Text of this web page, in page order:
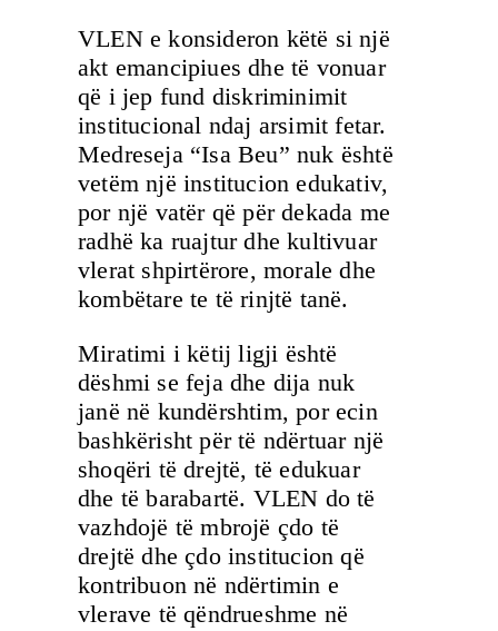
VLEN e konsideron këtë si një
akt emancipiues dhe të vonuar
që i jep fund diskriminimit
institucional ndaj arsimit fetar.
Medreseja “Isa Beu” nuk është
vetëm një institucion edukativ,
por një vatër që për dekada me
radhë ka ruajtur dhe kultivuar
vlerat shpirtërore, morale dhe
kombëtare te të rinjtë tanë.
Miratimi i këtij ligji është
dëshmi se feja dhe dija nuk
janë në kundërshtim, por ecin
bashkërisht për të ndërtuar një
shoqëri të drejtë, të edukuar
dhe të barabartë. VLEN do të
vazhdojë të mbrojë çdo të
drejtë dhe çdo institucion që
kontribuon në ndërtimin e
vlerave të qëndrueshme në